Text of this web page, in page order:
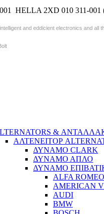
HELLA 2XD 010 311-001
and eddicient electronics and
&
ΑΛΤΕΝΕΙΤΟΡ
ΔΥΝΑΜΟ CLARK
ΔΥΝΑΜΟ ΑΠΛΟ
ΔΥΝΑΜΟ
ALFA ROMEO
AMERICAN
AUDI
BMW